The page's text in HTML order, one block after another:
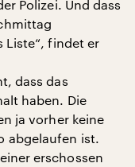
Polizei. Und dass
Liste“, findet er
dass das
haben. Die
ja vorher keine
abgelaufen ist.
erschossen